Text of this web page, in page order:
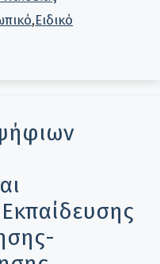
,Ειδικό